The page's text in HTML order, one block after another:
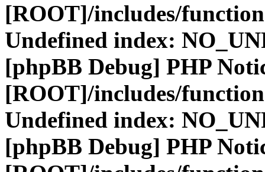
[ROOT]/includes/
Undefined index:
[phpBB Debug] PHP
[ROOT]/includes/
Undefined index:
[phpBB Debug] PHP